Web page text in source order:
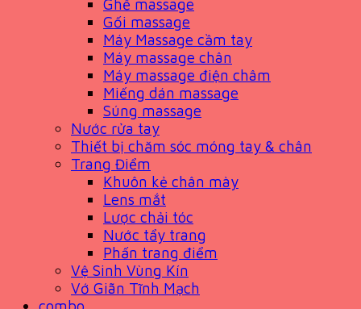
Ghế massage
Gối massage
Máy Massage cầm tay
Máy massage chân
Máy massage điện châm
Miếng dán massage
Súng massage
Nước rửa tay
Thiết bị chăm sóc móng tay & chân
Trang Điểm
Khuôn kẻ chân mày
Lens mắt
Lược chải tóc
Nước tẩy trang
Phấn trang điểm
Vệ Sinh Vùng Kín
Vớ Giãn Tĩnh Mạch